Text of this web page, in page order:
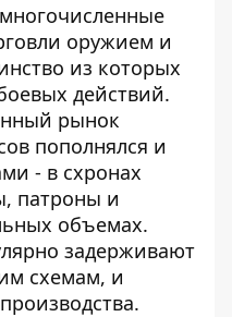
оружием и
из которых
действий.
рынок
пополнялся и
- в схронах
патроны и
объемах.
задерживают
схемам, и